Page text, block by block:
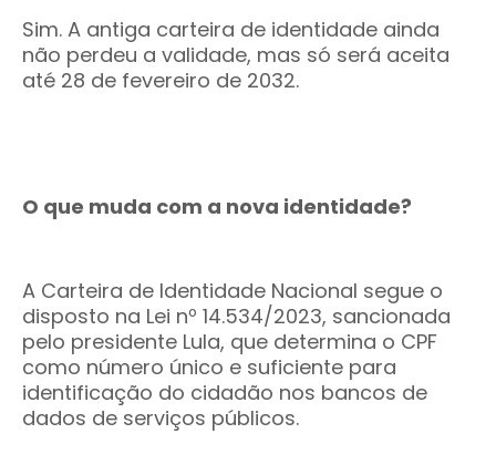
Sim. A antiga carteira de identidade ainda
não perdeu a validade, mas só será aceita
até 28 de fevereiro de 2032.
O que muda com a nova identidade?
A Carteira de Identidade Nacional segue o
disposto na Lei nº 14.534/2023, sancionada
pelo presidente Lula, que determina o CPF
como número único e suficiente para
identificação do cidadão nos bancos de
dados de serviços públicos.